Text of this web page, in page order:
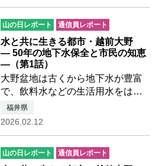
教室」を実施しました。 今年…
つづきを読む
山の日レポート 通信員レポート
水と共に生きる都市・越前大野
― 50年の地下水保全と市民の知恵
―（第1話）
大野盆地は古くから地下水が豊富
で、飲料水などの生活用水をはじ
め、農業や工業など様々な用途に
利用されています。また、名水百
けでなく、市民と水の関わり…つ
福井県
2026.02.12
山の日レポート 通信員レポート